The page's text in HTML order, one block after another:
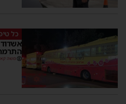
כל
משה